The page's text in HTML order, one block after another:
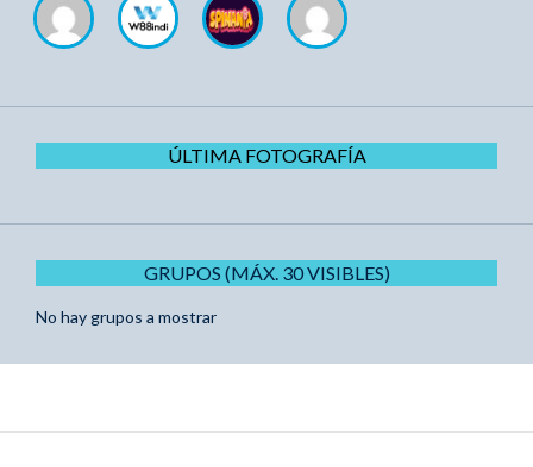
ÚLTIMA FOTOGRAFÍA
GRUPOS (MÁX. 30 VISIBLES)
No hay grupos a mostrar